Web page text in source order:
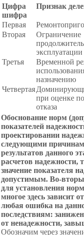
Цифра
шифра
Признак
Первая
Вторая
Ограничение
эксплуатации
Третья
Временной
назначению
Четвертая
при оценке
отказа
Обоснование норм
показателей
проектировании
следующими
результатов данного
расчетов надежности,
значение показателя
допустимым. Во-
для установления
многое здесь зависит
любая ошибка на
последствиям:
от ненадежности,
Обозначим через